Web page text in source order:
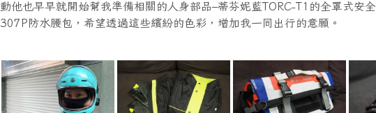
動他也早早就開始幫我準備相關的人身部品–蒂芬妮藍TORC-T1的全罩式安
307P防水腰包，希望透過這些繽紛的色彩，增加我一同出行的意願。